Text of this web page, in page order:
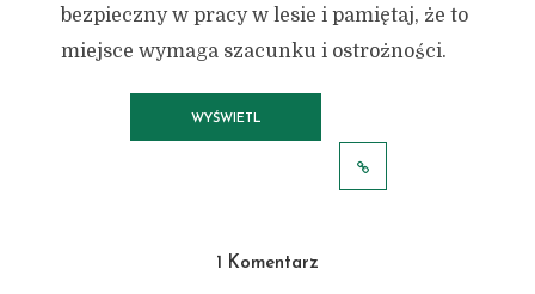
bezpieczny w pracy w lesie i pamiętaj, że to
miejsce wymaga szacunku i ostrożności.
WYŚWIETL
1 Komentarz